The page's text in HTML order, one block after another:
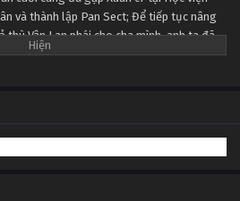
Khung Ngoại Truyện Tập 65
và thành lập Pan Sect; Để tiếp tục nâng
thù Vân Lan phái cho cha mình, anh ta đã
để nuốt chửng Fallen Heart Yan